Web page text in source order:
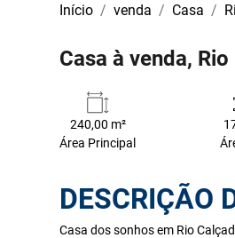
Início venda Casa
Casa à venda,
240,00 m²
Área Principal
DESCRIÇÃO
Casa dos sonhos em Rio